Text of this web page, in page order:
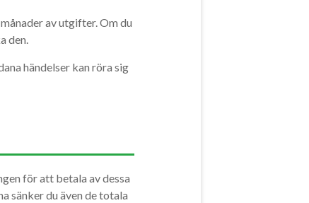
av utgifter. Om du
den.
händelser kan röra sig
för att betala av dessa
sänker du även de totala